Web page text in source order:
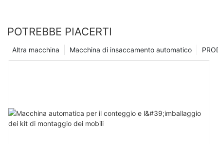
POTREBBE PIACERTI
Macchina di insaccamento automatico
Altra macchina